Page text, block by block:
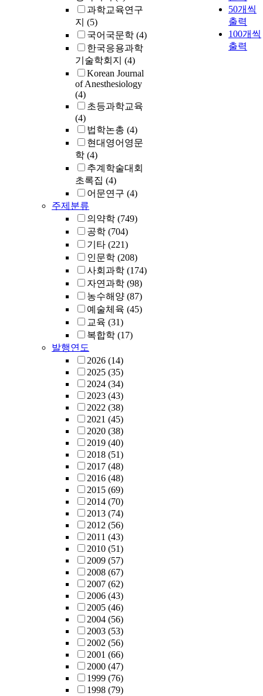
과학교육연구
지 (5)
국어국문학 (4)
한국응용과학
기술학회지 (4)
Korean Journal
of Anesthesiology
(4)
초등과학교육
(4)
법학논총 (4)
현대영어영문
학 (4)
추계학술대회
초록집 (4)
어문연구 (4)
주제분류
의약학 (749)
공학 (704)
기타 (221)
인문학 (208)
사회과학 (174)
자연과학 (98)
농수해양 (87)
예술체육 (45)
교육 (31)
복합학 (17)
발행연도
2026 (14)
2025 (35)
2024 (34)
2023 (43)
2022 (38)
2021 (45)
2020 (38)
2019 (40)
2018 (51)
2017 (48)
2016 (48)
2015 (69)
2014 (70)
2013 (74)
2012 (56)
2011 (43)
2010 (51)
2009 (57)
2008 (67)
2007 (62)
2006 (43)
2005 (46)
2004 (56)
2003 (53)
2002 (56)
2001 (66)
2000 (47)
1999 (76)
1998 (79)
50개씩
출력
100개씩
출력